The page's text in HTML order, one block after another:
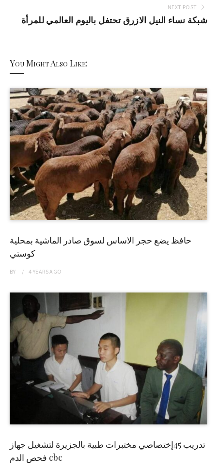
NEXT POST
شبكة نساء النيل الازرق تحتفل باليوم العالمي للمرأة
You Might Also Like:
حافظ يضع حجر الاساس لسوق صادر الماشية بمحلية
كوستي
BY 4 YEARSAGO
تدريب 45إختصاصي مختبرات طبية بالجزيرة لتشغيل جهاز
فحص الدم cbc